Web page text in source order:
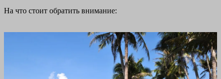
На что стоит обратить внимание: